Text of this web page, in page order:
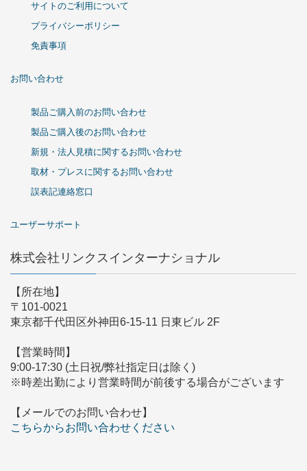
サイトのご利用について
プライバシーポリシー
免責事項
お問い合わせ
製品ご購入前のお問い合わせ
製品ご購入後のお問い合わせ
新規・法人見積に関するお問い合わせ
取材・プレスに関するお問い合わせ
誤表記連絡窓口
ユーザーサポート
株式会社リンクスインターナショナル
【所在地】
〒101-0021
東京都千代田区外神田6-15-11 日東ビル 2F
【営業時間】
9:00-17:30 (土日祝/弊社指定日は除く)
※時差出勤により営業時間が前後する場合がございます
【メールでのお問い合わせ】
こちらからお問い合わせください